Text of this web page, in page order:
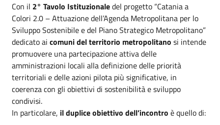
Con il 2° Tavolo Istituzionaledel progetto “Catania a
Colori 2.0 – Attuazione dell’Agenda Metropolitana per lo
Sviluppo Sostenibile e del Piano Strategico Metropolitano”
dedicato ai comuni del territorio metropolitano si intende
promuovere una partecipazione attiva delle
amministrazioni locali alla definizione delle priorità
territoriali e delle azioni pilota più significative, in
coerenza con gli obiettivi di sostenibilità e sviluppo
condivisi.
In particolare, il duplice obiettivo dell’incontro è quello di: